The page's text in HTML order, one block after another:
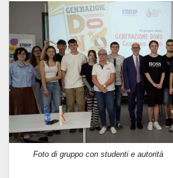
c
e
b
o
o
k
at
s
A
p
p
e
dI
n
ail n
di
vi
di
Foto di gruppo con studenti e autorità